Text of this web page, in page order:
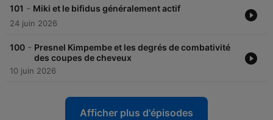
101 - Miki et le bifidus généralement actif
24 juin 2026
100 - Presnel Kimpembe et les degrés de combativité
des coupes de cheveux
10 juin 2026
Afficher plus d'épisodes